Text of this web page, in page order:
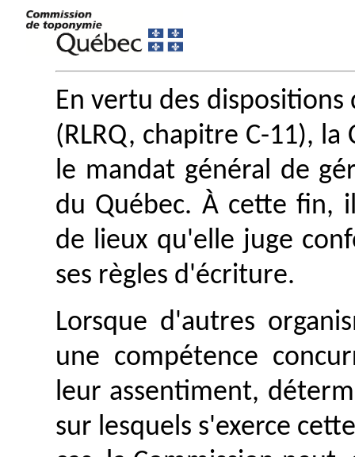
En vertu des dispositions
(RLRQ, chapitre C-11),
le mandat général de
du Québec. À cette fin,
de lieux qu'elle juge
ses règles d'écriture.
Lorsque d'autres
une compétence
leur assentiment,
sur lesquels s'exerce